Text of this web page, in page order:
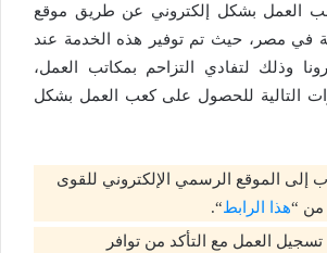
العمل بشكل إلكتروني عن طريق موقع
في مصر، حيث تم توفير هذه الخدمة عند
وذلك لتفادي التزاحم بمكاتب العمل،
التالية للحصول على كعب العمل بشكل
إلى الموقع الرسمي الإلكتروني للقوى
من “هذا الرابط“.
العمل مع التأكد من توافر